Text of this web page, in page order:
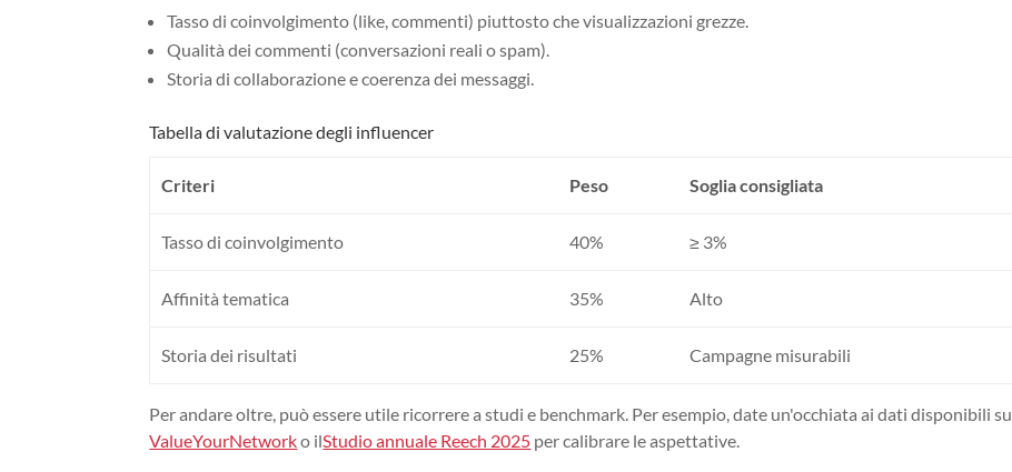
Tasso di coinvolgimento (like, commenti) piuttosto che visualizzazioni grezze.
Qualità dei commenti (conversazioni reali o spam).
Storia di collaborazione e coerenza dei messaggi.
Tabella di valutazione degli influencer
Criteri Peso Soglia consigliata
Tasso di coinvolgimento 40% ≥ 3%
Affinità tematica 35% Alto
Storia dei risultati 25% Campagne misurabili
Per andare oltre, può essere utile ricorrere a studi e benchmark. Per esempio, date un'occhiata ai dati disponibili su
ValueYourNetworko ilStudio annuale Reech 2025 per calibrare le aspettative.